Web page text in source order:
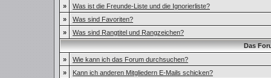
»
Was ist die Freunde-Liste und die Ignorierliste?
»
Was sind Favoriten?
»
Was sind Rangtitel und Rangzeichen?
Das
»
Wie kann ich das Forum durchsuchen?
»
Kann ich anderen Mitgliedern E-Mails schicken?